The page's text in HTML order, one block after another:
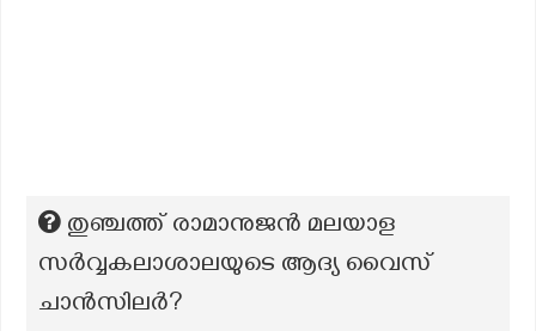
തുഞ്ചത്ത് രാമാനുജൻ മലയാള
സർവ്വകലാശാലയുടെ ആദ്യ വൈസ്
ചാൻസിലർ?